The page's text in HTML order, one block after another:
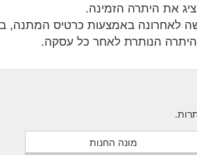
את היתרה הזמינה.
לאחרונה באמצעות כרטיס המתנה,
הנותרת לאחר כל עסקה.
מונה החנות